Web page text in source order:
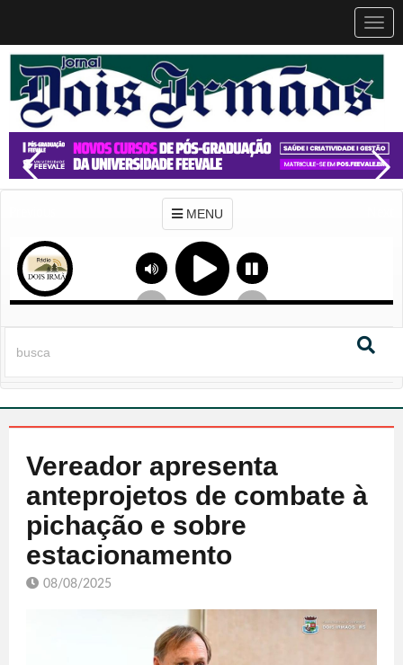
MENU
Vereador apresenta
anteprojetos de combate à
pichação e sobre
estacionamento
08/08/2025